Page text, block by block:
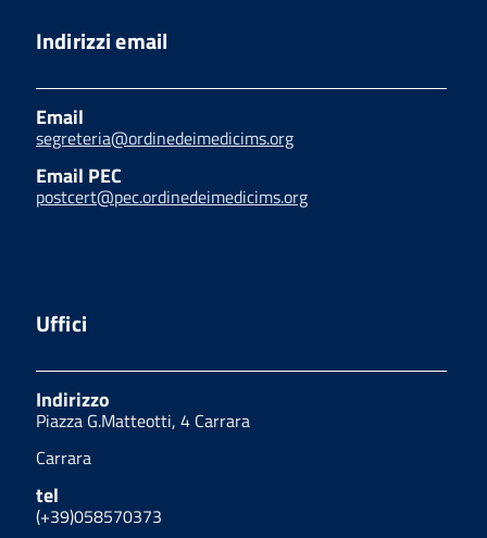
Indirizzi email
Email
segreteria@ordinedeimedicims.org
Email PEC
postcert@pec.ordinedeimedicims.org
Uffici
Indirizzo
Piazza G.Matteotti, 4 Carrara
Carrara
tel
(+39)058570373